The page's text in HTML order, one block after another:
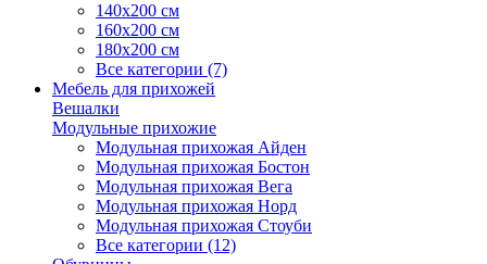
140х200 см
160х200 см
180х200 см
Все категории (7)
Мебель для прихожей
Вешалки
Модульные прихожие
Модульная прихожая Айден
Модульная прихожая Бостон
Модульная прихожая Вега
Модульная прихожая Норд
Модульная прихожая Стоуби
Все категории (12)